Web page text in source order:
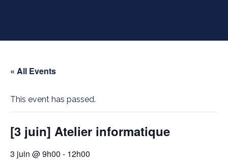
« All Events
This event has passed.
[3 juin] Atelier informatique
3 juin @ 9h00 - 12h00